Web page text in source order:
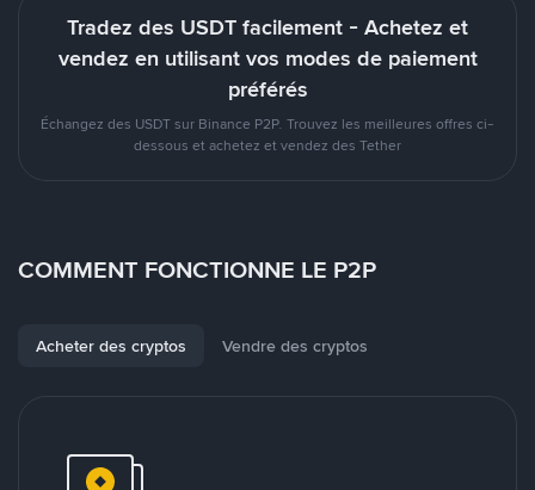
Tradez des USDT facilement - Achetez et
vendez en utilisant vos modes de paiement
préférés
Échangez des USDT sur Binance P2P. Trouvez les meilleures offres ci-
dessous et achetez et vendez des Tether
COMMENT FONCTIONNE LE P2P
Acheter des cryptos Vendre des cryptos